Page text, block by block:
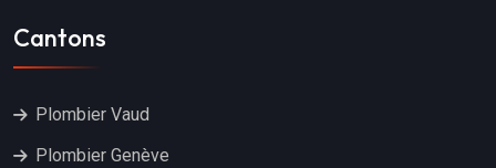
Cantons
Plombier Vaud
Plombier Genève